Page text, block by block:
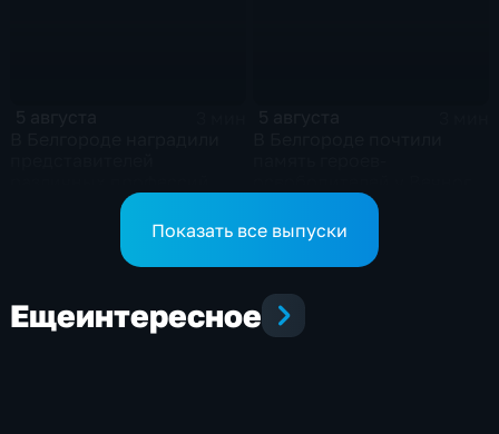
Показать все выпуски
Ещеинтересное